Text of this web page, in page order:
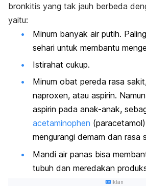
bronkitis yang tak jauh berbeda
yaitu:
Minum banyak air putih.
sehari untuk membantu
Istirahat cukup.
Minum obat pereda rasa
naproxen, atau aspirin.
aspirin pada anak-anak,
acetaminophen
mengurangi demam dan rasa
Mandi air panas bisa
tubuh dan meredakan
Iklan